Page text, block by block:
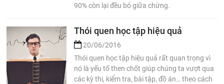
90% còn lại đều bỏ giữa chừng.
Thói quen học tập hiệu quả
20/06/2016
Thói quen học tập hiệu quả rất quan trọng vì
nó là yếu tố then chốt giúp chúng ta vượt qua
các kỳ thi, kiểm tra, bài tập, đồ án… theo cách